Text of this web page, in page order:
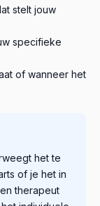
stelt jouw
specifieke
of wanneer het
het te
of je het in
therapeut